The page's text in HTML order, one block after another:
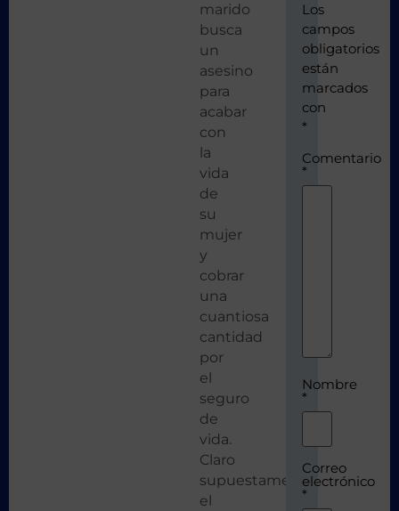
marido
busca
un
asesino
para
acabar
con
la
vida
de
su
mujer
y
cobrar
una
cuantiosa
cantidad
por
el
seguro
de
vida.
Claro
supuestamente
el
Los
campos
obligatorios
están
marcados
con
*
Comentario
*
Nombre
*
Correo
electrónico
*